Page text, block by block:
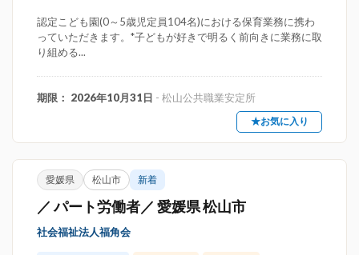
認定こども園(0～5歳児定員104名)における保育業務に携わ
っていただきます。*子どもが好きで明るく前向きに業務に取
り組める...
期限： 2026年10月31日 - 松山公共職業安定所
★お気に入り
愛媛県 松山市 新着
／ パート労働者／ 愛媛県 松山市
社会福祉法人福角会